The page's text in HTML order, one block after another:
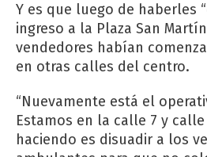
Y es que luego de haberles
ingreso a la Plaza San
vendedores habían
en otras calles del centro.
“Nuevamente está el
Estamos en la calle 7 y
haciendo es disuadir a los